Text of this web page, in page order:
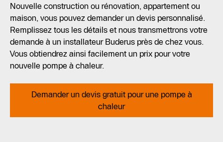
Nouvelle construction ou rénovation, appartement ou
maison, vous pouvez demander un devis personnalisé.
Remplissez tous les détails et nous transmettrons votre
demande à un installateur Buderus près de chez vous.
Vous obtiendrez ainsi facilement un prix pour votre
nouvelle pompe à chaleur.
Demander un devis gratuit pour une pompe à
chaleur